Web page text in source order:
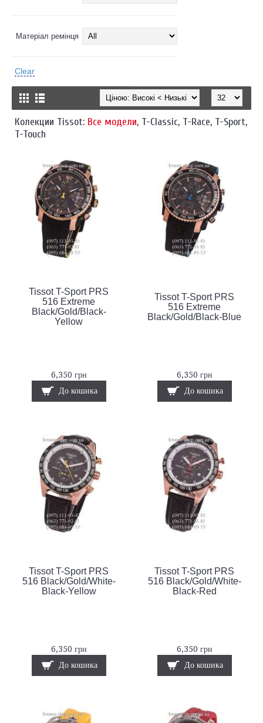
Матеріал ремінця
Clear
Колекции Tissot: Все модели, T-Classic, T-Race, T-Sport,
T-Touch
Tissot T-Sport PRS
516 Extreme
Black/Gold/Black-
Yellow
6,350 грн
До кошика
Tissot T-Sport PRS
516 Extreme
Black/Gold/Black-Blue
6,350 грн
До кошика
Tissot T-Sport PRS
516 Black/Gold/White-
Black-Yellow
6,350 грн
До кошика
Tissot T-Sport PRS
516 Black/Gold/White-
Black-Red
6,350 грн
До кошика